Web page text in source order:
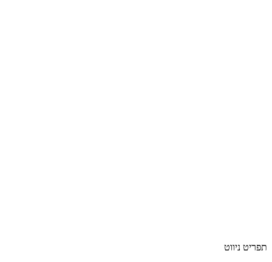
תפריט ניווט